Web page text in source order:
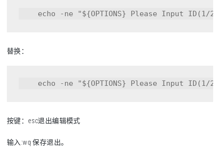
echo -ne "${OPTIONS} Please Input
替换：
echo -ne "${OPTIONS} Please Input
按键：esc退出编辑模式
输入:wq 保存退出。